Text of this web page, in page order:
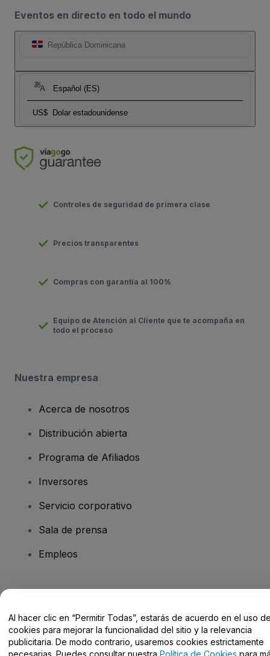
Eventos en directo en todo el mundo
República Dominicana
Español (ES)
US$ Dolar estadounidense
Controles de seguridad de primera clase
Precios transparentes
Compras con garantía al 100%
Equipo de Atención al Cliente que te acompaña en
todo el proceso
Nuestra empresa
Acerca de nosotros
Distribución abierta
Programa de Afiliados
Inversores
Servicio corporativo
Sala de prensa
Empleos
Centro de Ayuda / Contacto
Al hacer clic en “Permitir Todas”, estarás de acuerdo en el uso
cookies para mejorar la funcionalidad del sitio y la relevancia
publicitaria. De modo contrario, usaremos cookies estrictamente
necesarias. Puedes consultar nuestra Política de Cookies para